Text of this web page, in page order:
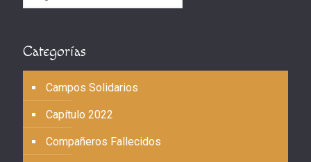
Categorías
Campos Solidarios
Capítulo 2022
Compañeros Fallecidos